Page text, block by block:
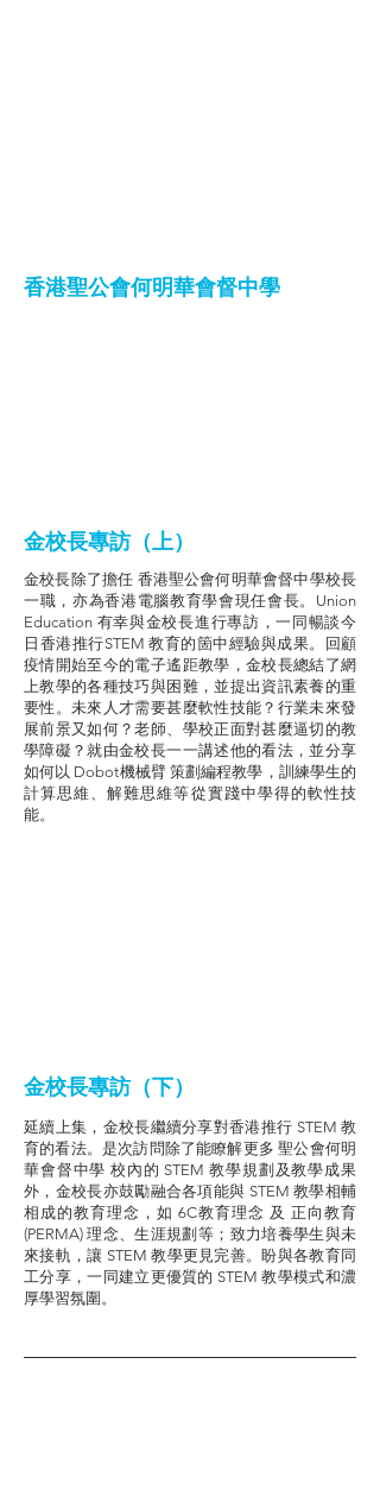
香港聖公會何明華會督中學
金校長專訪（上）
金校長除了擔任 香港聖公會何明華會督中學校長
一職，亦為香港電腦教育學會現任會長。Union
Education 有幸與金校長進行專訪，一同暢談今
日香港推行STEM 教育的箇中經驗與成果。回顧
疫情開始至今的電子遙距教學，金校長總結了網
上教學的各種技巧與困難，並提出資訊素養的重
要性。未來人才需要甚麼軟性技能？行業未來發
展前景又如何？老師、學校正面對甚麼逼切的教
學障礙？就由金校長一一講述他的看法，並分享
如何以 Dobot機械臂 策劃編程教學，訓練學生的
計算思維、解難思維等從實踐中學得的軟性技
能。
金校長專訪（下）
延續上集，金校長繼續分享對香港推行 STEM 教
育的看法。是次訪問除了能瞭解更多 聖公會何明
華會督中學 校內的 STEM 教學規劃及教學成果
外，金校長亦鼓勵融合各項能與 STEM 教學相輔
相成的教育理念，如 6C教育理念 及 正向教育
(PERMA) 理念、生涯規劃等；致力培養學生與未
來接軌，讓 STEM 教學更見完善。盼與各教育同
工分享，一同建立更優質的 STEM 教學模式和濃
厚學習氛圍。